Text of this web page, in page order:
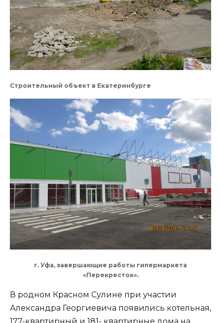
Строительный объект в Екатеринбурге
г. Уфа, завершающие работы гипермаркета
«Перекресток».
В родном Красном Сулине при участии
Александра Георгиевича появились котельная,